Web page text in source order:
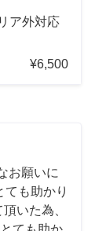
ア外対応
¥6,500
お願いに
ても助かり
いた為、